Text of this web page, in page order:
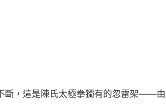
斷，這是陳氏太極拳獨有的忽雷架——由